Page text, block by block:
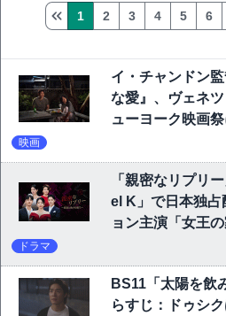
1 2 3 4 5 6
イ・チャンドン
な愛』、ヴェネ
ューヨーク映画
映画
「親密なリプリ
el K」で日本独占
ョン主演「女王
ドラマ
BS11「太陽を飲
らすじ：ドゥシ